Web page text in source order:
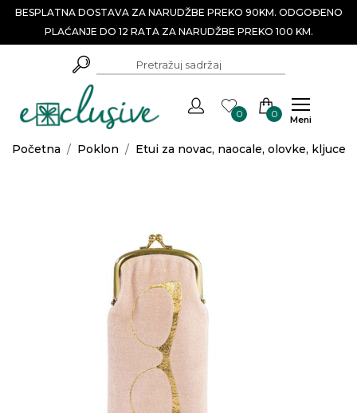
BESPLATNA DOSTAVA ZA NARUDŽBE PREKO 90KM. ODGOĐENO
PLAĆANJE DO 12 RATA ZA NARUDŽBE PREKO 100 KM.
0 0 Meni
Početna / Poklon / Etui za novac, naocale, olovke,